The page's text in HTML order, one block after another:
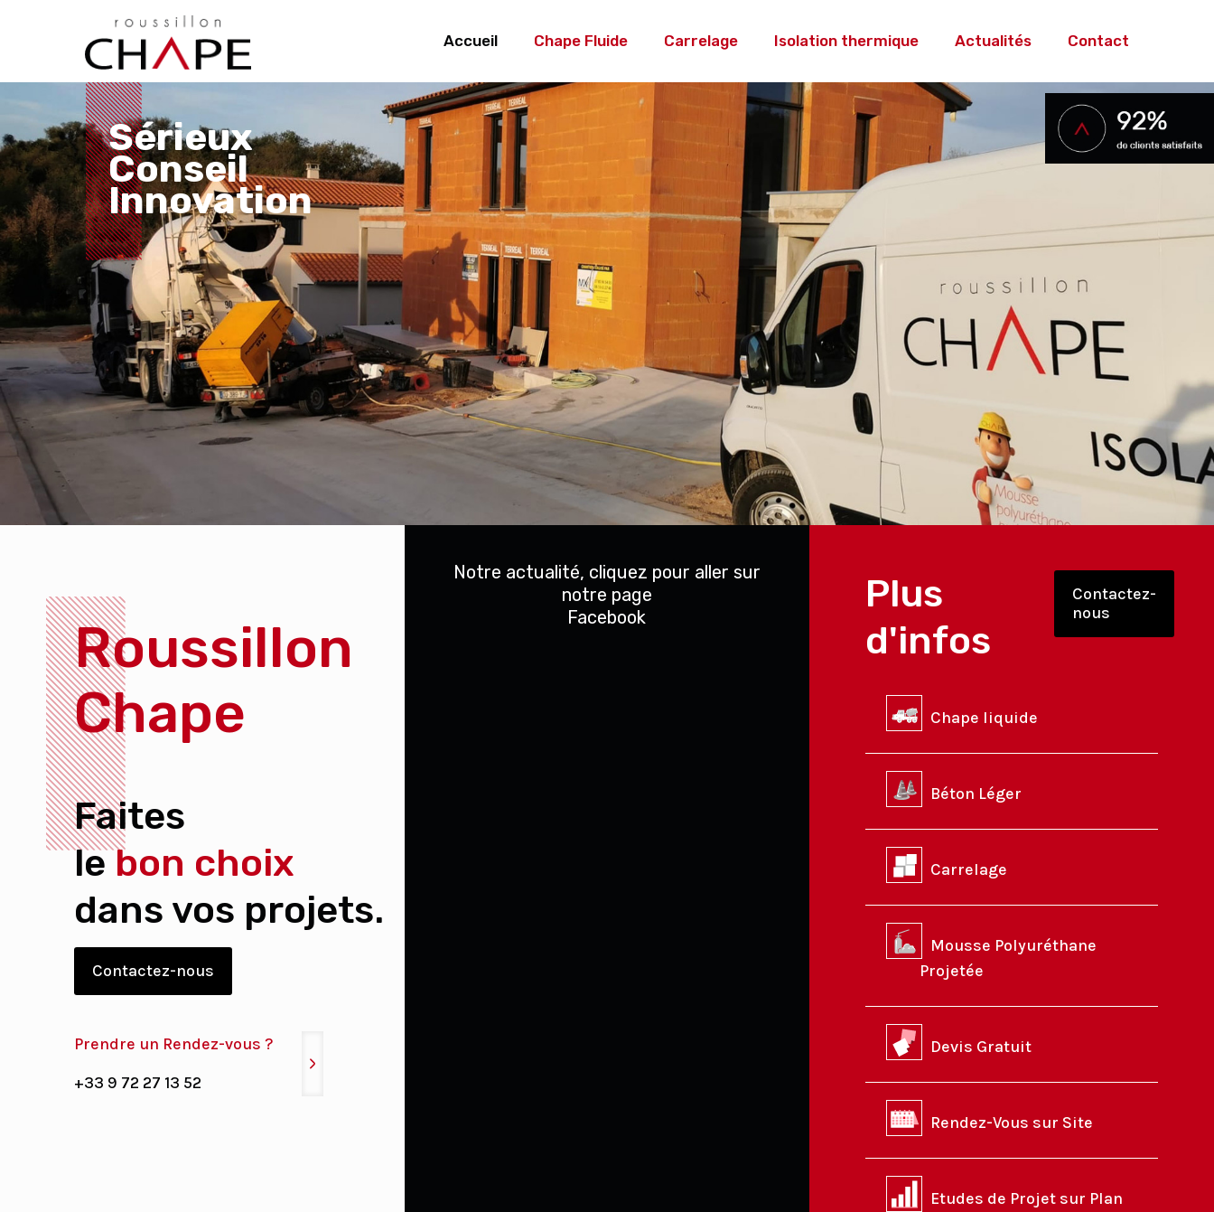
Accueil Chape Fluide Carrelage Isolation thermique Actualités Contact
Sérieux
Conseil
Innovation
Roussillon
Chape
Faites
lebon choix
dans vos projets.
Contactez-nous
Prendre un Rendez-vous ?
+33 9 72 27 13 52
Notre actualité, cliquez pour aller sur
notre page
Facebook
Plus
d'infos
Contactez-
nous
Chape liquide
Béton Léger
Carrelage
Mousse Polyuréthane
Projetée
Devis Gratuit
Rendez-Vous sur Site
Etudes de Projet sur Plan